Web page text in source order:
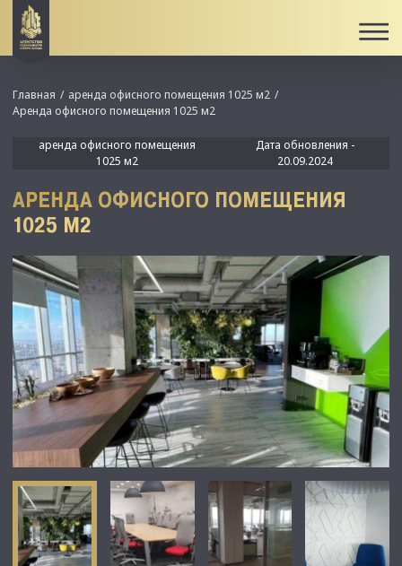
Главная
аренда офисного помещения 1025 м2
Аренда офисного помещения 1025 м2
аренда офисного помещения
1025 м2
Дата обновления -
20.09.2024
АРЕНДА ОФИСНОГО ПОМЕЩЕНИЯ
1025 М2